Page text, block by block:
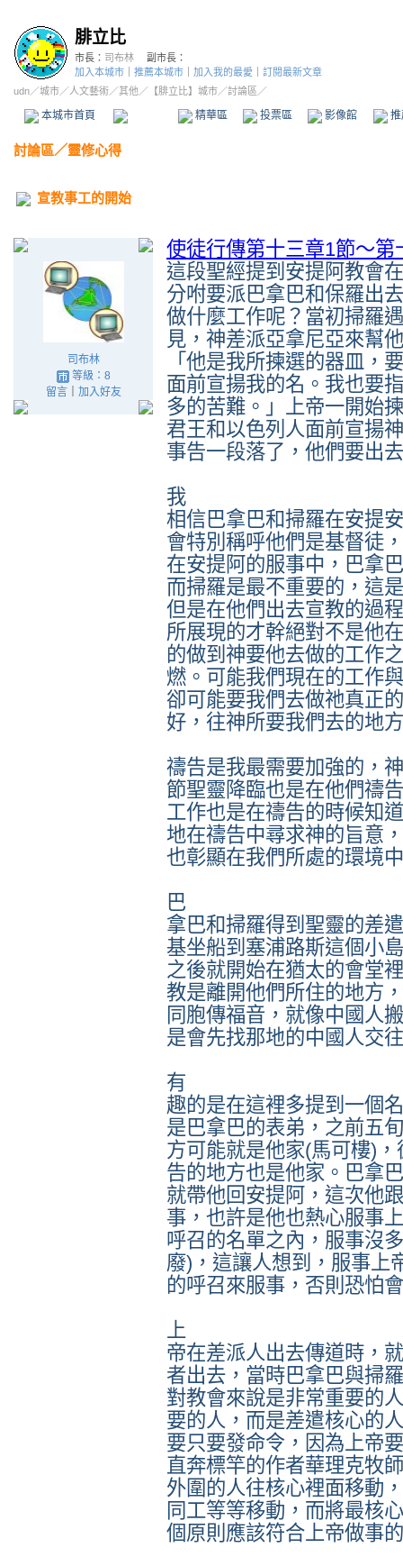
腓立比
市長： 司布林
副市長：
加入本城市
推薦本城市 加入我的最愛
訂閱最新文章
udn／城市／人文藝術／其他 ／ 【腓立比】城市／討論區／
本城市首頁 精華區 投票區 影像館
討論區／靈修心得
宣教事工的開始
司布林
等級：8
留言｜ 加入好友
使徒行傳第十三章1節～第
這段聖經提到安提阿教會
分咐要派巴拿巴和保羅出
做什麼工作呢？當初掃羅
見，神差派亞拿尼亞來幫
「他是我所揀選的器皿，
面前宣揚我的名。我也要
多的苦難。」上帝一開始
君王和以色列人面前宣揚
事告一段落了，他們要出
我
相信巴拿巴和掃羅在安提
會特別稱呼他們是基督徒
在安提阿的服事中，巴拿
而掃羅是最不重要的，這
但是在他們出去宣教的過
所展現的才幹絕對不是他
的做到神要他去做的工作
燃。可能我們現在的工作
卻可能要我們去做祂真正
好，往神所要我們去的地
禱告是我最需要加強的，
節聖靈降臨也是在他們禱
工作也是在禱告的時候知
地在禱告中尋求神的旨意
也彰顯在我們所處的環境
巴
拿巴和掃羅得到聖靈的差
基坐船到塞浦路斯這個小
之後就開始在猶太的會堂
教是離開他們所住的地方
同胞傳福音，就像中國人
是會先找那地的中國人交
有
趣的是在這裡多提到一個
是巴拿巴的表弟，之前五
方可能就是他家(馬可樓)
告的地方也是他家。巴拿
就帶他回安提阿，這次他
事，也許是他也熱心服事
呼召的名單之內，服事沒
廢)，這讓人想到，服事上
的呼召來服事，否則恐怕
上
帝在差派人出去傳道時，
者出去，當時巴拿巴與掃
對教會來說是非常重要的
要的人，而是差遣核心的
要只要發命令，因為上帝
直奔標竿的作者華理克牧
外圍的人往核心裡面移動
同工等等移動，而將最核
個原則應該符合上帝做事